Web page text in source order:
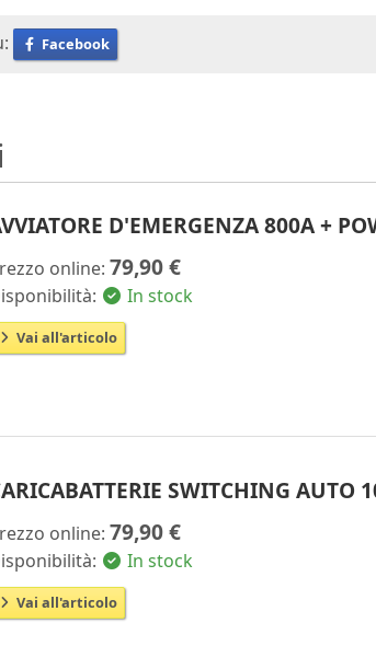
Facebook
D'EMERGENZA 800A +
online:79,90 €
In stock
Vai all'articolo
SWITCHING AUTO
online:79,90 €
In stock
Vai all'articolo